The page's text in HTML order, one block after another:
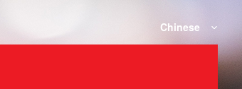
Chinese